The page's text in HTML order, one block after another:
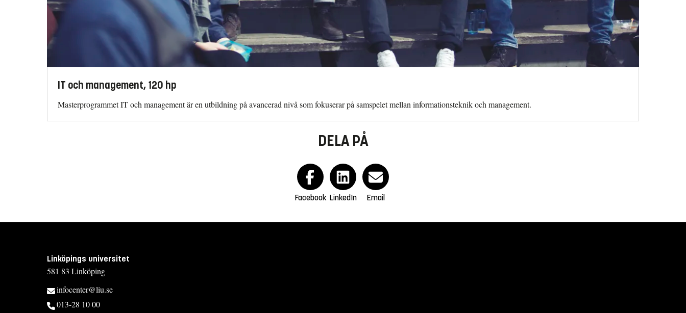
IT och management, 120 hp
Masterprogrammet IT och management är en utbildning på avancerad nivå som fokuserar på samspelet mellan informationsteknik och management.
DELA PÅ
Facebook LinkedIn Email
Linköpings universitet
581 83 Linköping
infocenter@liu.se
013-28 10 00